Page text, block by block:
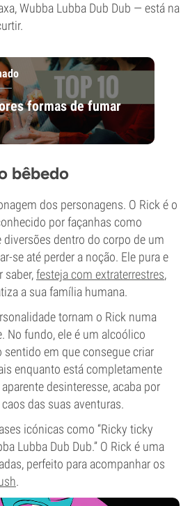
Wubba Lubba Dub Dub — está na
formas de fumar
bêbedo
dos personagens. O Rick é o
por façanhas como
dentro do corpo de um
se até perder a noção. Ele pura e
saber,festeja com extraterrestres,
a sua família humana.
tornam o Rick numa
No fundo, ele é um alcoólico
em que consegue criar
enquanto está completamente
desinteresse, acaba por
das suas aventuras.
icónicas como “Ricky ticky
Lubba Dub Dub.” O Rick é uma
perfeito para acompanhar os
.